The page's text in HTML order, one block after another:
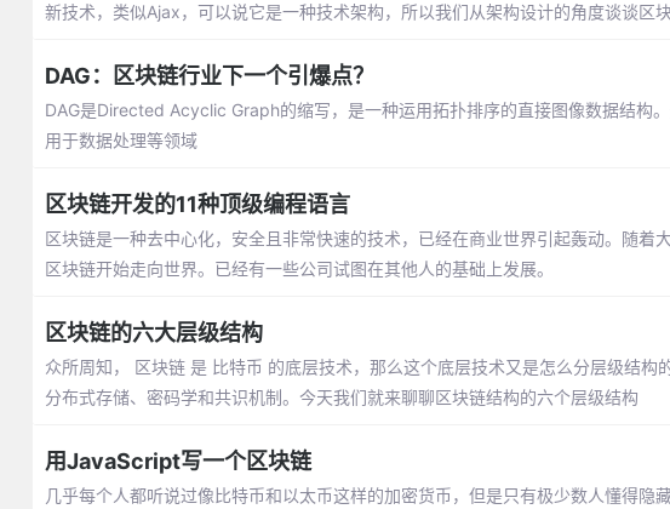
新技术，类似Ajax，可以说它是一种技术架构，所以我们从架构设计的角度谈谈区块
DAG：区块链行业下一个引爆点？
DAG是Directed Acyclic Graph的缩写，是一种运用拓扑排序的直接图像数据结构
用于数据处理等领域
区块链开发的11种顶级编程语言
区块链是一种去中心化，安全且非常快速的技术，已经在商业世界引起轰动。随着
区块链开始走向世界。已经有一些公司试图在其他人的基础上发展。
区块链的六大层级结构
众所周知， 区块链 是 比特币 的底层技术，那么这个底层技术又是怎么分层级结构
分布式存储、密码学和共识机制。今天我们就来聊聊区块链结构的六个层级结构
用JavaScript写一个区块链
几乎每个人都听说过像比特币和以太币这样的加密货币，但是只有极少数人懂得